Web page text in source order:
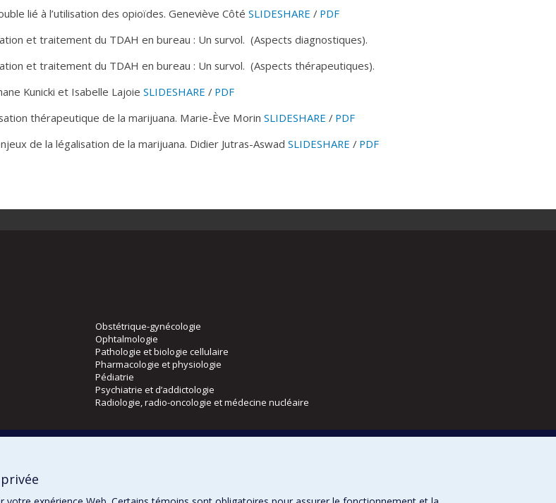
lié à l’utilisation des opioïdes. Geneviève Côté SLIDESHARE / PDF
et traitement du TDAH en bureau : Un survol. (Aspects diagnostiques).
et traitement du TDAH en bureau : Un survol. (Aspects thérapeutiques).
Kunicki et Isabelle Lajoie SLIDESHARE / PDF
thérapeutique de la marijuana. Marie-Ève Morin SLIDESHARE / PDF
de la légalisation de la marijuana. Didier Jutras-Aswad SLIDESHARE / PDF
Obstétrique-gynécologie
Ophtalmologie
Pathologie et biologie cellulaire
Pharmacologie et physiologie
Pédiatrie
Psychiatrie et d’addictologie
Radiologie, radio-oncologie et médecine nucléaire